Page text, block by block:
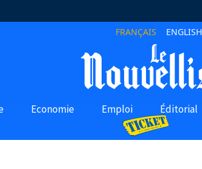
FRANÇAIS ENGLISH
Economie Emploi Éditorial